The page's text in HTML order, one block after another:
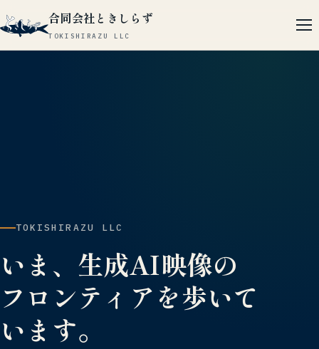
合同会社ときしらず
TOKISHIRAZU LLC
TOKISHIRAZU LLC
いま、生成AI映像の
フロンティアを歩いて
います。